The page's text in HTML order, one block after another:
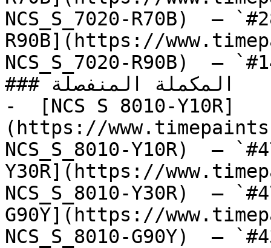
NCS_S_7020-R70B)  —
R90B](https://
NCS_S_7020-R90B)  —
### المكملة المنفصلة
-  [NCS S 8010-Y10R]
(https://
NCS_S_8010-Y10R)  —
Y30R](https://
NCS_S_8010-Y30R)  —
G90Y](https://
NCS_S_8010-G90Y)  —